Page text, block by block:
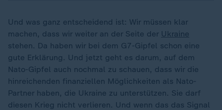
Und was ganz entscheidend ist: Wir müssen klar
machen, dass wir weiter an der Seite der Ukraine
stehen. Da haben wir bei dem G7-Gipfel schon eine
gute Erklärung. Und jetzt geht es darum, auf dem
Nato-Gipfel auch nochmal zu schauen, dass wir die
hinreichenden finanziellen Möglichkeiten als Nato-
Partner haben, die Ukraine zu unterstützen. Sie darf
diesen Krieg nicht verlieren. Und wenn das das Signal